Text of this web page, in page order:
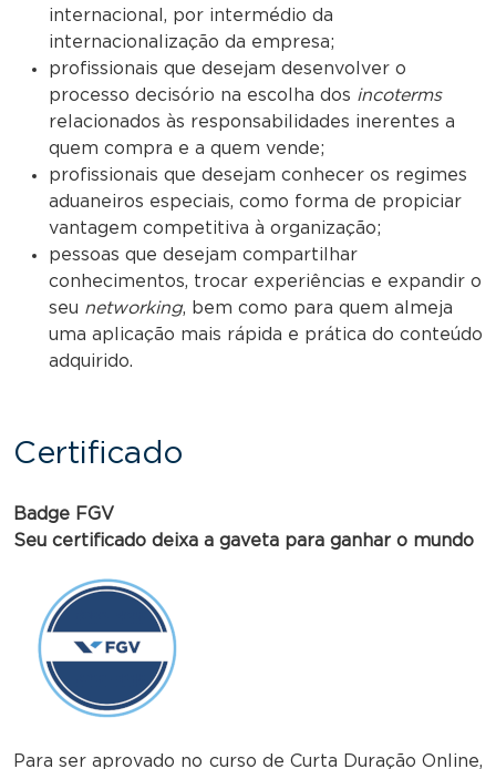
internacional, por intermédio da
internacionalização da empresa;
profissionais que desejam desenvolver o
processo decisório na escolha dos incoterms
relacionados às responsabilidades inerentes a
quem compra e a quem vende;
profissionais que desejam conhecer os regimes
aduaneiros especiais, como forma de propiciar
vantagem competitiva à organização;
pessoas que desejam compartilhar
conhecimentos, trocar experiências e expandir o
seu networking, bem como para quem almeja
uma aplicação mais rápida e prática do conteúdo
adquirido.
Certificado
Badge FGV
Seu certificado deixa a gaveta para ganhar o mundo
Para ser aprovado no curso de Curta Duração Online,